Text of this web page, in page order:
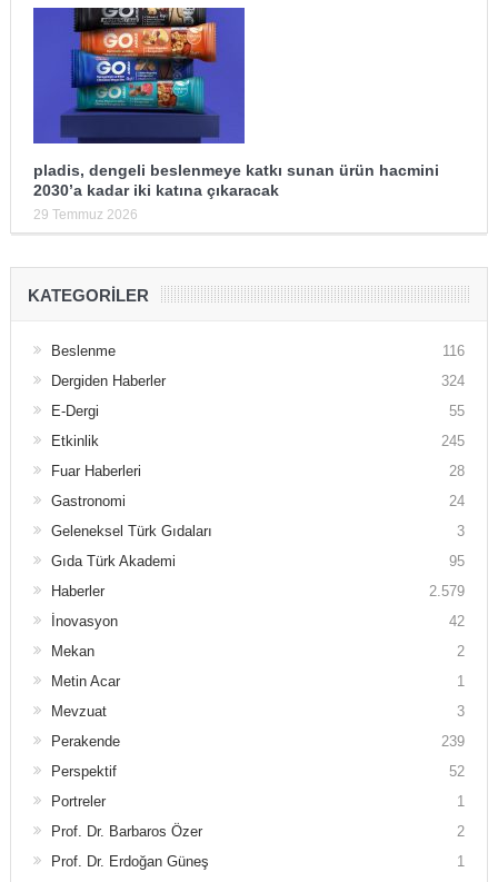
pladis, dengeli beslenmeye katkı sunan ürün hacmini
2030’a kadar iki katına çıkaracak
29 Temmuz 2026
KATEGORILER
Beslenme
116
Dergiden Haberler
324
E-Dergi
55
Etkinlik
245
Fuar Haberleri
28
Gastronomi
24
Geleneksel Türk Gıdaları
3
Gıda Türk Akademi
95
Haberler
2.579
İnovasyon
42
Mekan
2
Metin Acar
1
Mevzuat
3
Perakende
239
Perspektif
52
Portreler
1
Prof. Dr. Barbaros Özer
2
Prof. Dr. Erdoğan Güneş
1